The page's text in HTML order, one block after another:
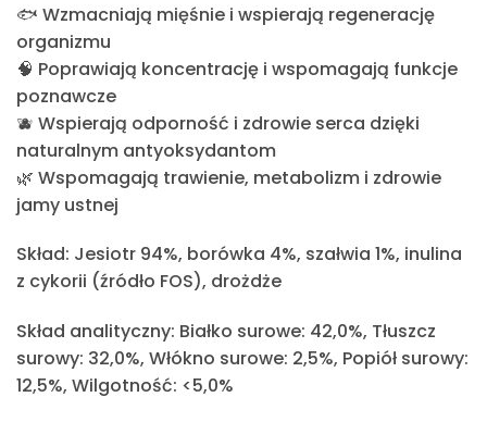
🐟 Wzmacniają mięśnie i wspierają regenerację
organizmu
🧠 Poprawiają koncentrację i wspomagają funkcje
poznawcze
🫐 Wspierają odporność i zdrowie serca dzięki
naturalnym antyoksydantom
🌿 Wspomagają trawienie, metabolizm i zdrowie
jamy ustnej
Skład: Jesiotr 94%, borówka 4%, szałwia 1%, inulina
z cykorii (źródło FOS), drożdże
Skład analityczny: Białko surowe: 42,0%, Tłuszcz
surowy: 32,0%, Włókno surowe: 2,5%, Popiół surowy:
12,5%, Wilgotność: <5,0%